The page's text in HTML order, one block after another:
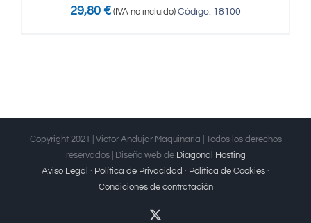
29,80 € (IVA no incluido) Código: 18100
Copyright 2021 | Victor Andujar Maquinaria | Todos los derechos
reservados | Diseño web de Diagonal Hosting
Aviso Legal · Política de Privacidad · Política de Cookies ·
Condiciones de contratación